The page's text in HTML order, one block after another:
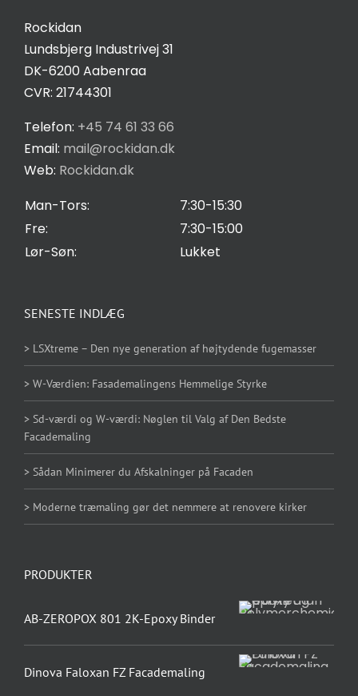
Rockidan
Lundsbjerg Industrivej 31
DK-6200 Aabenraa
CVR: 21744301
Telefon: +45 74 61 33 66
Email: mail@rockidan.dk
Web: Rockidan.dk
Man-Tors:
7:30-15:30
Fre:
7:30-15:00
Lør-Søn:
Lukket
Salgs- og leveringsbetingelser
Privatlivspolitik
Cookie Indstilling
SENESTE INDLÆG
> LSXtreme – Den nye generation af højtydende fugemasser
> W-Værdien: Fasademalingens Hemmelige Styrke
> Sd-værdi og W-værdi: Nøglen til Valg af Den Bedste
Facademaling
> Sådan Minimerer du Afskalninger på Facaden
> Moderne træmaling gør det nemmere at renovere kirker
PRODUKTER
AB-ZEROPOX 801 2K-Epoxy Binder
Dinova Faloxan FZ Facademaling